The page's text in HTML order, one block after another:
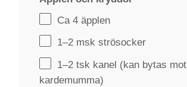
Ca 4 äpplen
1–2 msk strösocker
1–2 tsk kanel (kan bytas mot
kardemumma)